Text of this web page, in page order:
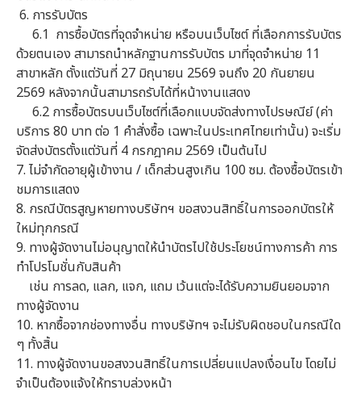
6. การรับบัตร
6.1 การซื้อบัตรที่จุดจำหน่าย หรือบนเว็บไซต์ ที่เลือกการรับบัตร
ด้วยตนเอง สามารถนำหลักฐานการรับบัตร มาที่จุดจำหน่าย 11
สาขาหลัก ตั้งแต่วันที่ 27 มิถุนายน 2569 จนถึง 20 กันยายน
2569 หลังจากนั้นสามารถรับได้ที่หน้างานแสดง
6.2 การซื้อบัตรบนเว็บไซต์ที่เลือกแบบจัดส่งทางไปรษณีย์ (ค่า
บริการ 80 บาท ต่อ 1 คำสั่งซื้อ เฉพาะในประเทศไทยเท่านั้น) จะเริ่ม
จัดส่งบัตรตั้งแต่วันที่ 4 กรกฎาคม 2569 เป็นต้นไป
7. ไม่จำกัดอายุผู้เข้างาน / เด็กส่วนสูงเกิน 100 ซม. ต้องซื้อบัตรเข้า
ชมการแสดง
8. กรณีบัตรสูญหายทางบริษัทฯ ขอสงวนสิทธิ์ในการออกบัตรให้
ใหม่ทุกกรณี
9. ทางผู้จัดงานไม่อนุญาตให้นำบัตรไปใช้ประโยชน์ทางการค้า การ
ทำโปรโมชั่นกับสินค้า
เช่น การลด, แลก, แจก, แถม เว้นแต่จะได้รับความยินยอมจาก
ทางผู้จัดงาน
10. หากซื้อจากช่องทางอื่น ทางบริษัทฯ จะไม่รับผิดชอบในกรณีใด
ๆ ทั้งสิ้น
11. ทางผู้จัดงานขอสงวนสิทธิ์ในการเปลี่ยนแปลงเงื่อนไข โดยไม่
จำเป็นต้องแจ้งให้ทราบล่วงหน้า